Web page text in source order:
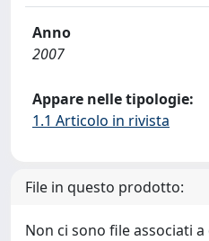
Anno
2007
Appare nelle tipologie:
1.1 Articolo in rivista
File in questo prodotto:
Non ci sono file associati